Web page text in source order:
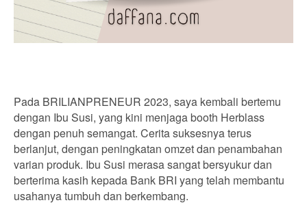
Pada BRILIANPRENEUR 2023, saya kembali bertemu
dengan Ibu Susi, yang kini menjaga booth Herblass
dengan penuh semangat. Cerita suksesnya terus
berlanjut, dengan peningkatan omzet dan penambahan
varian produk. Ibu Susi merasa sangat bersyukur dan
berterima kasih kepada Bank BRI yang telah membantu
usahanya tumbuh dan berkembang.